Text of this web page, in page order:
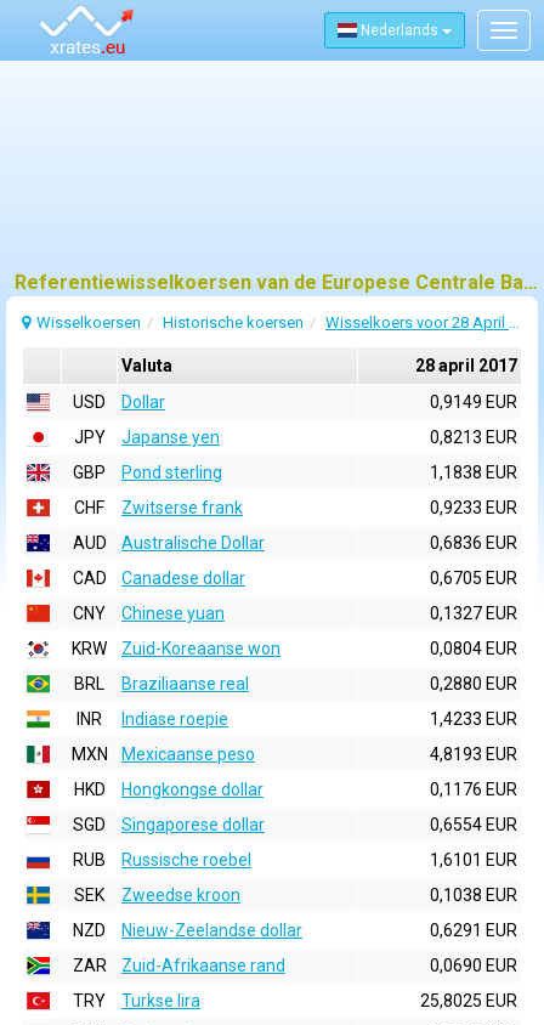
Nederlands
Referentiewisselkoersen van de Europese Centrale Bank (ECB) voor 28 april 2017
Wisselkoersen Historische koersen Wisselkoers voor 28 April 2017
Valuta
28 april 2017
USD
Dollar
0,9149 EUR
JPY
Japanse yen
0,8213 EUR
GBP
Pond sterling
1,1838 EUR
CHF
Zwitserse frank
0,9233 EUR
AUD
Australische Dollar
0,6836 EUR
CAD
Canadese dollar
0,6705 EUR
CNY
Chinese yuan
0,1327 EUR
KRW
Zuid-Koreaanse won
0,0804 EUR
BRL
Braziliaanse real
0,2880 EUR
INR
Indiase roepie
1,4233 EUR
MXN
Mexicaanse peso
4,8193 EUR
HKD
Hongkongse dollar
0,1176 EUR
SGD
Singaporese dollar
0,6554 EUR
RUB
Russische roebel
1,6101 EUR
SEK
Zweedse kroon
0,1038 EUR
NZD
Nieuw-Zeelandse dollar
0,6291 EUR
ZAR
Zuid-Afrikaanse rand
0,0690 EUR
TRY
Turkse lira
25,8025 EUR